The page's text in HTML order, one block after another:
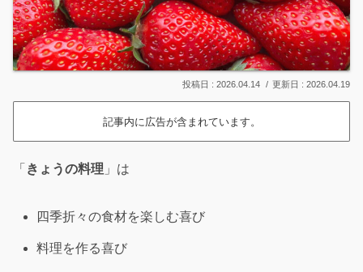
2026.04.14 2026.04.19
記事内に広告が含まれています。
「 きょうの料理 」は
四季折々の食材を楽しむ喜び
料理を作る喜び